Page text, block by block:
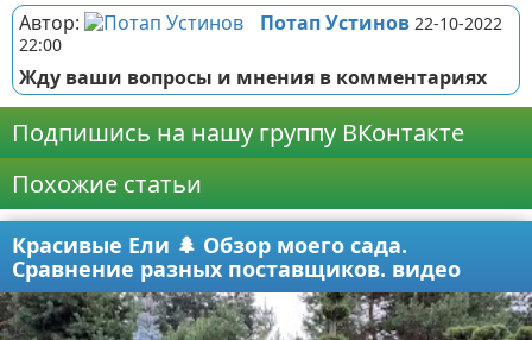
Автор: Потап Устинов 22-10-2022
22:00
Жду ваши вопросы и мнения в комментариях
Подпишись на нашу группу ВКонтакте
Похожие статьи
Красивые Ели 🌲 Обзор моего сада.
Сравнение разных поставщиков. видео